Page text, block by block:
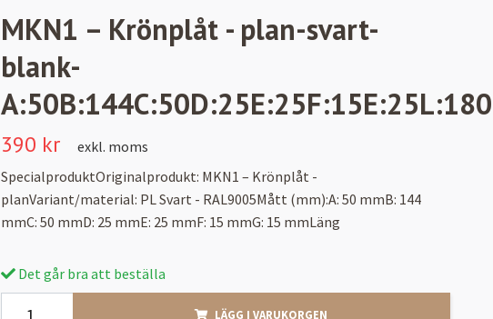
MKN1 – Krönplåt - plan-svart-
blank-
390 kr
exkl. moms
SpecialproduktOriginalprodukt: MKN1 – Krönplåt -
planVariant/material: PL Svart - RAL9005Mått (mm):A: 50 mmB: 144
mmC: 50 mmD: 25 mmE: 25 mmF: 15 mmG: 15 mmLäng
Det går bra att beställa
LÄGG I VARUKORGEN